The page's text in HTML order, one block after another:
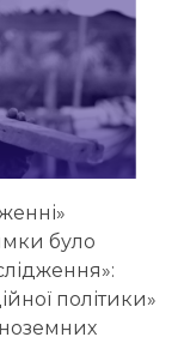
було
політики»